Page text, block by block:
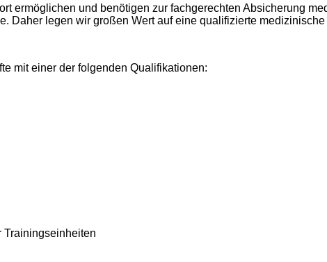
ermöglichen und benötigen zur fachgerechten Absicherung
Daher legen wir großen Wert auf eine qualifizierte
mit einer der folgenden Qualifikationen:
Trainingseinheiten